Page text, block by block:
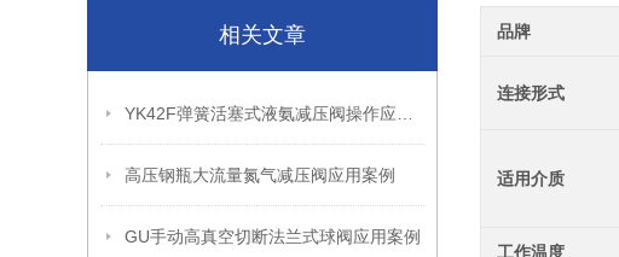
相关文章
高压钢瓶大流量氮气减压阀应用案例
GU手动高真空切断法兰式球阀应用案例
品牌
连接形式
适用介质
工作温度